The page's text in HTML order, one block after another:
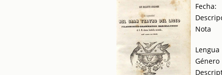
Fecha:
Nota
Lengua
Género